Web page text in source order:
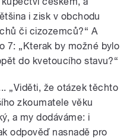
i zisk v obchodu
či cizozemců?“ A
7: „Kterak by možné bylo
do kvetoucího stavu?“
„Viděti, že otázek těchto
zkoumatele věku
a my dodáváme: i
odpověď nasnadě pro